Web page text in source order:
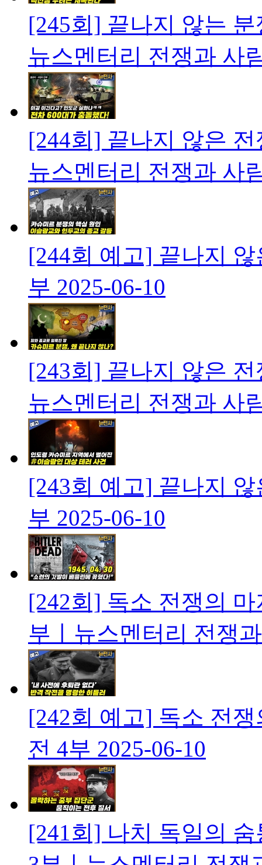
[245회] 끝나지 않는
뉴스멘터리 전쟁과 사
[244회] 끝나지 않은
뉴스멘터리 전쟁과 사
[244회 예고] 끝나지
부 2025-06-10
[243회] 끝나지 않은
뉴스멘터리 전쟁과 사
[243회 예고] 끝나지
부 2025-06-10
[242회] 독소 전쟁의
부ㅣ뉴스멘터리 전쟁
[242회 예고] 독소 전
전 4부 2025-06-10
[241회] 나치 독일의